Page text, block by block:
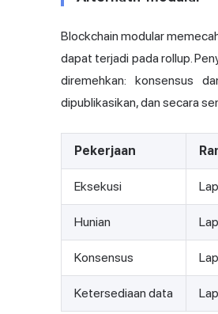
Blockchain modular
dapat terjadi pada rollup.
diremehkan: konsensus
dipublikasikan, dan secara
Pekerjaan
Eksekusi
Hunian
Konsensus
Ketersediaan data